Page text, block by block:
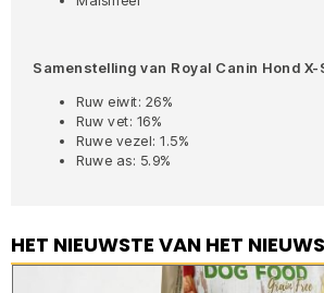
Samenstelling van Royal Canin Hond X-
Ruw eiwit: 26%
Ruw vet: 16%
Ruwe vezel: 1.5%
Ruwe as: 5.9%
HET NIEUWSTE VAN HET